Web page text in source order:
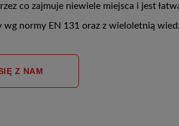
co zajmuje niewiele miejsca i jest
normy EN 131 oraz z wieloletnią
Z NAM